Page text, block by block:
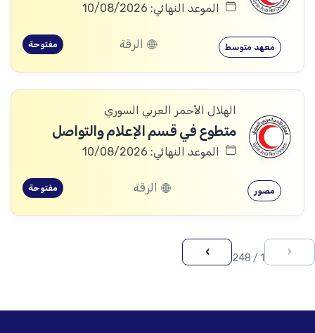
الموعد النهائي: 10/08/2026
معهد متوسط الرقة مفتوحة
الهلال الأحمر العربي السوري
متطوع في قسم الإعلام والتواصل
الموعد النهائي: 10/08/2026
مصور الرقة مفتوحة
‹
1 / 248
›